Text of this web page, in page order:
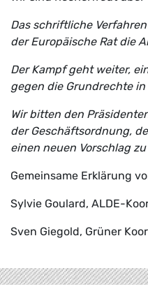
Das schriftliche
der Europäische Rat die
Der Kampf geht weiter,
gegen die Grundrechte
Wir bitten den
der Geschäftsordnung,
einen neuen Vorschlag
Gemeinsame Erklärung
Sylvie Goulard, ALDE-
Sven Giegold, Grüner